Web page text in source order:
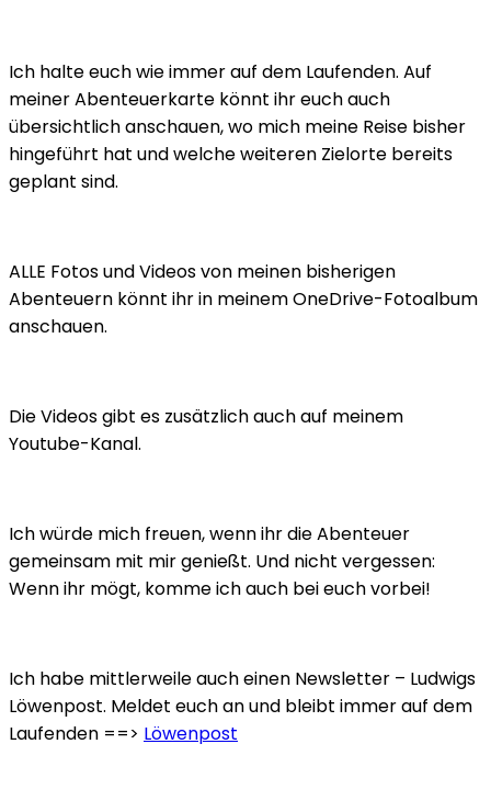
Ich halte euch wie immer auf dem Laufenden. Auf
meiner Abenteuerkarte könnt ihr euch auch
übersichtlich anschauen, wo mich meine Reise bisher
hingeführt hat und welche weiteren Zielorte bereits
geplant sind.
ALLE Fotos und Videos von meinen bisherigen
Abenteuern könnt ihr in meinem OneDrive-Fotoalbum
anschauen.
Die Videos gibt es zusätzlich auch auf meinem
Youtube-Kanal.
Ich würde mich freuen, wenn ihr die Abenteuer
gemeinsam mit mir genießt. Und nicht vergessen:
Wenn ihr mögt, komme ich auch bei euch vorbei!
Ich habe mittlerweile auch einen Newsletter – Ludwigs
Löwenpost. Meldet euch an und bleibt immer auf dem
Laufenden ==> Löwenpost